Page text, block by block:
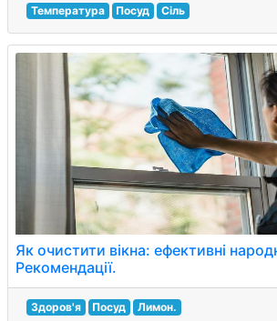
Температура Посуд Сіль
Як очистити вікна: ефективні
Рекомендації.
Здоров'я Посуд Лимон.